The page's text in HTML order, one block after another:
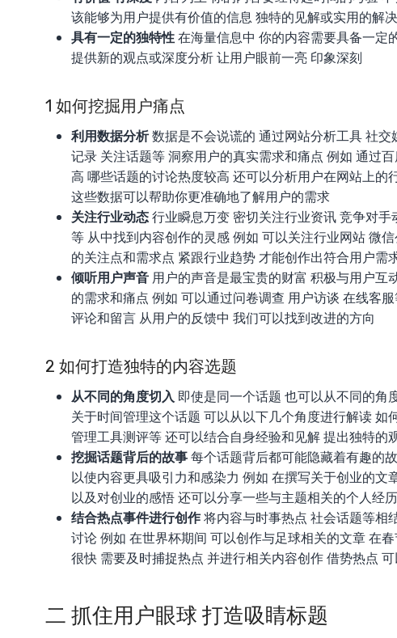
该能够为用户提供有价值的信息 独特的见解或实用的解
具有一定的独特性在海量信息中 你的内容需要具备一定
提供新的观点或深度分析 让用户眼前一亮 印象深刻
1 如何挖掘用户痛点
利用数据分析数据是不会说谎的 通过网站分析工具 社
记录 关注话题等 洞察用户的真实需求和痛点 例如 通过
高 哪些话题的讨论热度较高 还可以分析用户在网站上
这些数据可以帮助你更准确地了解用户的需求
关注行业动态行业瞬息万变 密切关注行业资讯 竞争对
等 从中找到内容创作的灵感 例如 可以关注行业网站 微
的关注点和需求点 紧跟行业趋势 才能创作出符合用户需
倾听用户声音 用户的声音是最宝贵的财富 积极与用户互
的需求和痛点 例如 可以通过问卷调查 用户访谈 在线客
评论和留言 从用户的反馈中 我们可以找到改进的方向
2 如何打造独特的内容选题
从不同的角度切入 即使是同一个话题 也可以从不同的角
关于时间管理这个话题 可以从以下几个角度进行解读
管理工具测评等 还可以结合自身经验和见解 提出独特
挖掘话题背后的故事每个话题背后都可能隐藏着有趣的
以使内容更具吸引力和感染力 例如 在撰写关于创业的
以及对创业的感悟 还可以分享一些与主题相关的个人经
结合热点事件进行创作将内容与时事热点 社会话题等相
讨论 例如 在世界杯期间 可以创作与足球相关的文章 在
很快 需要及时捕捉热点 并进行相关内容创作 借势热点
二 抓住用户眼球 打造吸睛标题